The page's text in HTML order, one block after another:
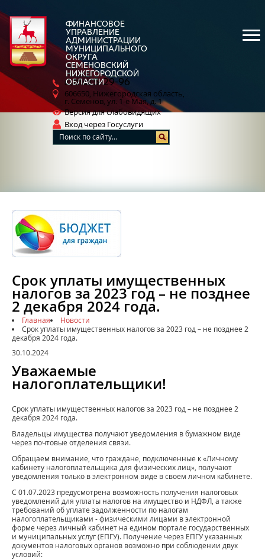
Срок уплаты имущественных
налогов за 2023 год – не позднее
2 декабря 2024 года.
Главная
Новости
Срок уплаты имущественных налогов за 2023 год – не позднее 2
декабря 2024 года.
30.10.2024
Уважаемые
налогоплательщики!
Срок уплаты имущественных налогов за 2023 год – не позднее 2
декабря 2024 года.
Владельцы имущества получают уведомления в бумажном виде
через почтовые отделения связи.
Обращаем внимание, что граждане, подключенные к «Личному
кабинету налогоплательщика для физических лиц», получают
уведомления только в электронном виде в своем личном кабинете.
С 01.07.2023 предусмотрена возможность получения налоговых
уведомлений для уплаты налогов на имущество и НДФЛ, а также
требований об уплате задолженности по налогам
налогоплательщиками - физическими лицами в электронной
форме через личный кабинет на едином портале государственных
и муниципальных услуг (ЕПГУ). Получение через ЕПГУ указанных
документов налоговых органов возможно при соблюдении двух
условий:
ФИНАНСОВОЕ
УПРАВЛЕНИЕ
АДМИНИСТРАЦИИ
МУНИЦИПАЛЬНОГО
ОКРУГА
СЕМЕНОВСКИЙ
НИЖЕГОРОДСКОЙ
ОБЛАСТИ
8 (83162)5-29-96
606650, Нижегородская область,
г. Семенов, ул. 1-е Мая, д. 1
Версия для слабовидящих
Вход через Госуслуги